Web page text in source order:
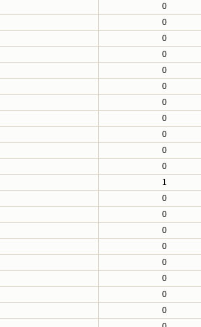
0
0
0
0
0
0
0
0
0
0
0
1
0
0
0
0
0
0
0
0